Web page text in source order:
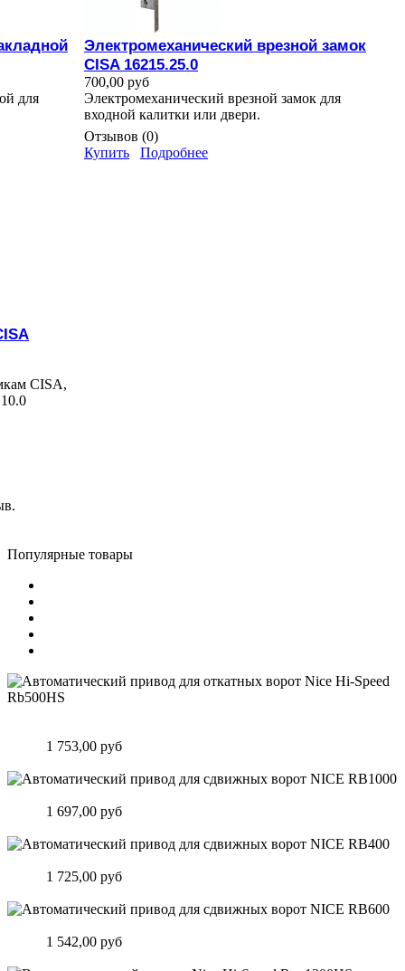
для
Электромеханический врезной замок
CISA 16215.25.0
700,00 руб
Электромеханический врезной замок для
входной калитки или двери.
Отзывов (0)
Купить
Подробнее
CISA,
Популярные товары
1 753,00 руб
1 697,00 руб
1 725,00 руб
1 542,00 руб